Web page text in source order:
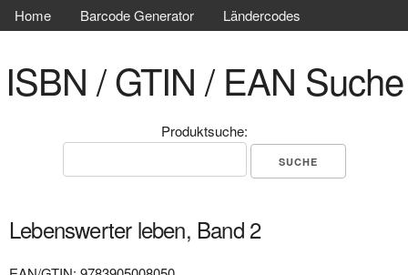
Home Barcode Generator Ländercodes
ISBN / GTIN / EAN Suche
Produktsuche:
Lebenswerter leben, Band 2